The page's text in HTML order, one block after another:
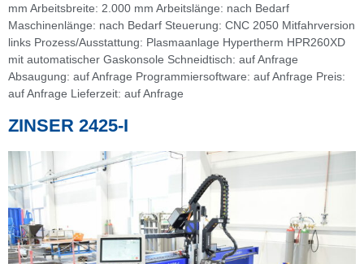
mm Arbeitsbreite: 2.000 mm Arbeitslänge: nach Bedarf
Maschinenlänge: nach Bedarf Steuerung: CNC 2050 Mitfahrversion
links Prozess/Ausstattung: Plasmaanlage Hypertherm HPR260XD
mit automatischer Gaskonsole Schneidtisch: auf Anfrage
Absaugung: auf Anfrage Programmiersoftware: auf Anfrage Preis:
auf Anfrage Lieferzeit: auf Anfrage
ZINSER 2425-I